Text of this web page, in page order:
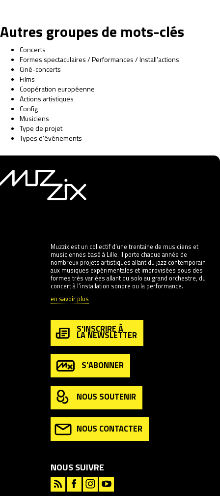
Autres groupes de mots-clés
Concerts
Formes spectaculaires / Performances / Install’actions
Ciné-concerts
Films
Coopération européenne
Actions artistiques
Config
Musiciens
Type de projet
Types d’événements
Muzzix est un collectif d’une trentaine de musiciens et
musiciennes basé à Lille. Il porte chaque année de
nombreux projets artistiques allant du jazz contemporain
aux musiques expérimentales et improvisées sous des
formes très variées allant du solo au grand orchestre, du
concert à l’installation sonore ou la performance.
en savoir plus
S'INSCRIRE À
LA NEWSLETTER
S'ABONNER
NOUS SOUTENIR
NOUS CONTACTER
NOUS SUIVRE